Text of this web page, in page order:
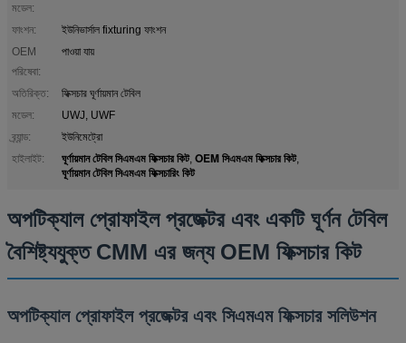
মডেল:
ফাংশন:
ইউনিভার্সাল fixturing ফাংশন
OEM
পরিষেবা:
পাওয়া যায়
অতিরিক্ত:
ফিক্সচার ঘূর্ণায়মান টেবিল
মডেল:
UWJ, UWF
ব্র্যান্ড:
ইউনিমেট্রো
হাইলাইট:
ঘূর্ণায়মান টেবিল সিএমএম ফিক্সচার কিট, OEM সিএমএম ফিক্সচার কিট,
ঘূর্ণায়মান টেবিল সিএমএম ফিক্সচারিং কিট
অপটিক্যাল প্রোফাইল প্রজেক্টর এবং একটি ঘূর্ণন টেবিল
বৈশিষ্ট্যযুক্ত CMM এর জন্য OEM ফিক্সচার কিট
অপটিক্যাল প্রোফাইল প্রজেক্টর এবং সিএমএম ফিক্সচার সলিউশন